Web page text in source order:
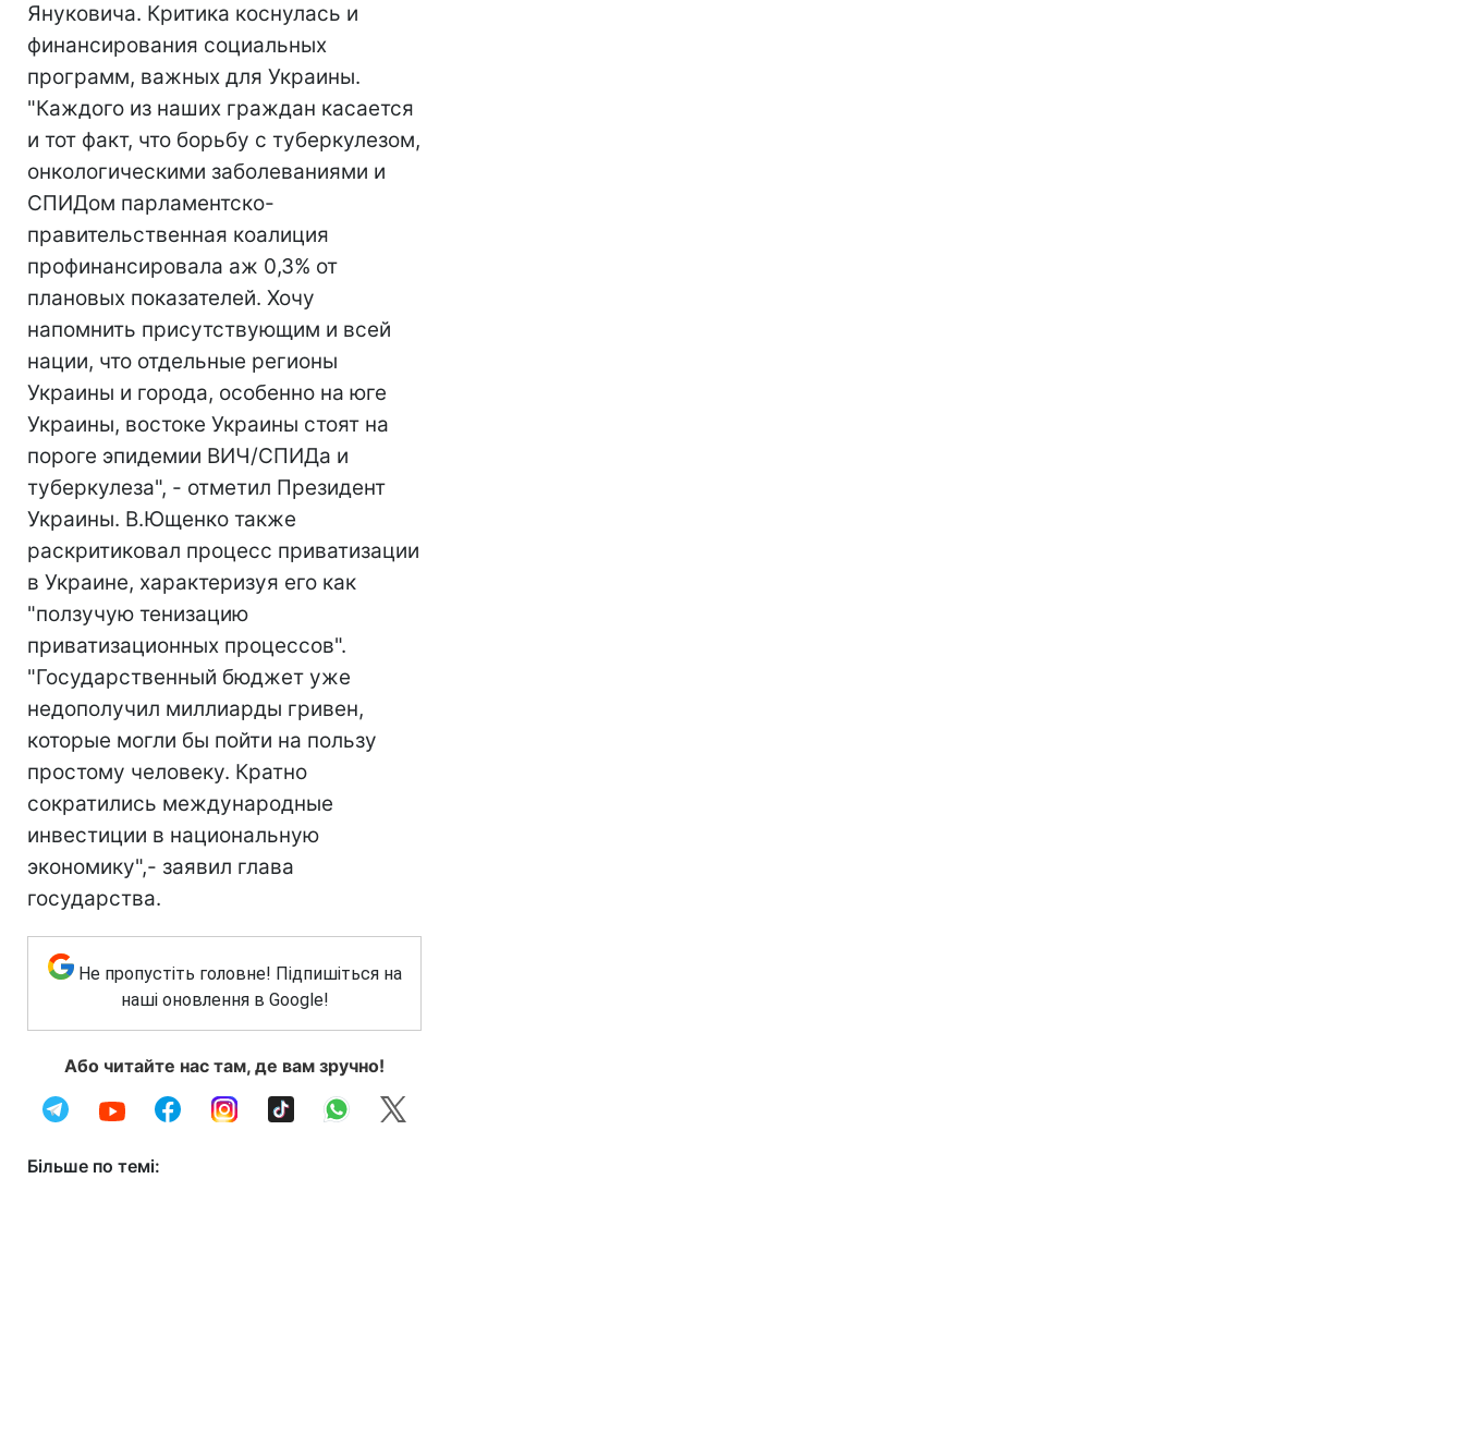
Януковича. Критика коснулась и
финансирования социальных
программ, важных для Украины.
"Каждого из наших граждан касается
и тот факт, что борьбу с туберкулезом,
онкологическими заболеваниями и
СПИДом парламентско-
правительственная коалиция
профинансировала аж 0,3% от
плановых показателей. Хочу
напомнить присутствующим и всей
нации, что отдельные регионы
Украины и города, особенно на юге
Украины, востоке Украины стоят на
пороге эпидемии ВИЧ/СПИДа и
туберкулеза", - отметил Президент
Украины. В.Ющенко также
раскритиковал процесс приватизации
в Украине, характеризуя его как
"ползучую тенизацию
приватизационных процессов".
"Государственный бюджет уже
недополучил миллиарды гривен,
которые могли бы пойти на пользу
простому человеку. Кратно
сократились международные
инвестиции в национальную
экономику",- заявил глава
государства.
Не пропустіть головне! Підпишіться на
наші оновлення в Google!
Або читайте нас там, де вам зручно!
Більше по темі: